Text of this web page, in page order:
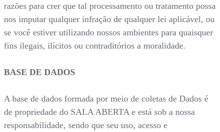
razões para crer que tal processamento ou tratamento possa
nos imputar qualquer infração de qualquer lei aplicável, ou
se você estiver utilizando nossos ambientes para quaisquer
fins ilegais, ilícitos ou contraditórios a moralidade.
BASE DE DADOS
A base de dados formada por meio de coletas de Dados é
de propriedade do SALA ABERTA e está sob a nossa
responsabilidade, sendo que seu uso, acesso e